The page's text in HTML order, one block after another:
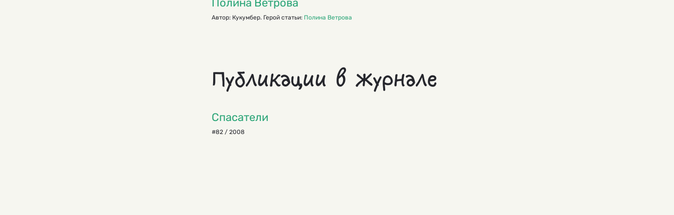
Полина Ветрова
Автор: Кукумбер. Герой статьи: Полина Ветрова
Публикации в журнале
Спасатели
#82 / 2008